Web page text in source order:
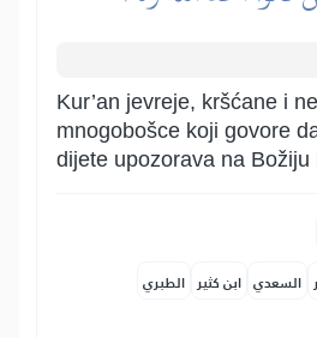
Kur’an jevreje, kršćane i
mnogobošce koji govore
dijete upozorava na Božiju
السعدي ابن كثير الطبري